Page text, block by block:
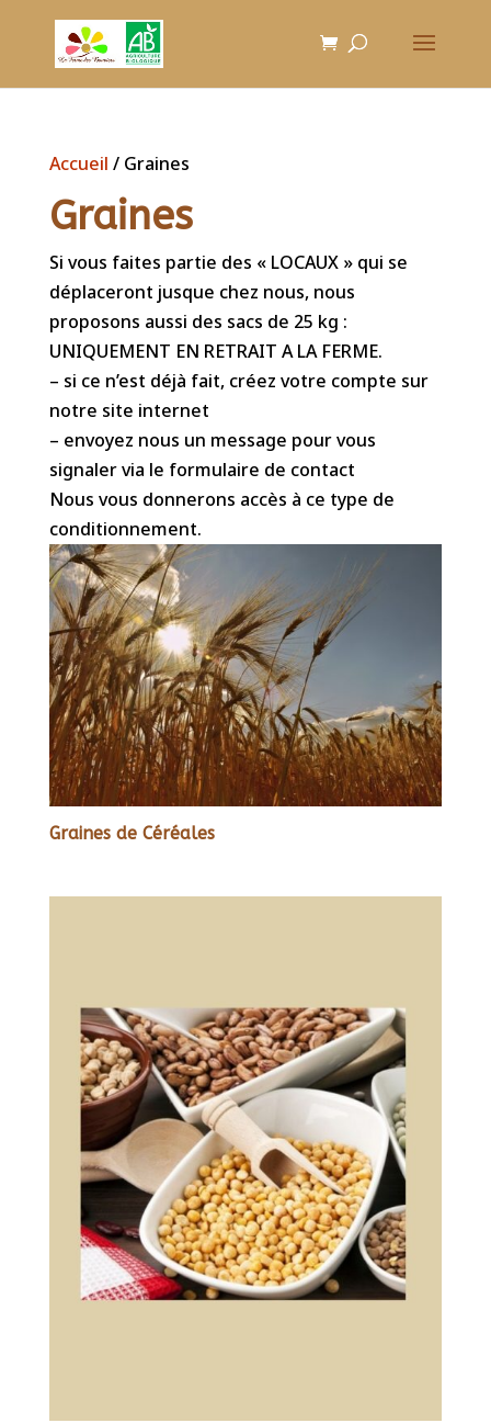
Accueil / Graines
Graines
Si vous faites partie des « LOCAUX » qui se
déplaceront jusque chez nous, nous
proposons aussi des sacs de 25 kg :
UNIQUEMENT EN RETRAIT A LA FERME.
– si ce n’est déjà fait, créez votre compte sur
notre site internet
– envoyez nous un message pour vous
signaler via le formulaire de contact
Nous vous donnerons accès à ce type de
conditionnement.
Graines de Céréales